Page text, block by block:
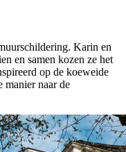
Karin en
en samen kozen ze het
op de koeweide
manier naar de